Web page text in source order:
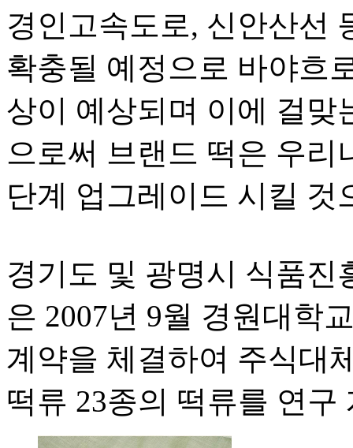
경인고속도로, 신안산선
확충될 예정으로 바야흐
상이 예상되며 이에 걸맞
으로써 브랜드 떡은 우리
단계 업그레이드 시킬 것
경기도 및 광명시 식품진
은 2007년 9월 경원대학
계약을 체결하여 주식대
떡류 23종의 떡류를 연구